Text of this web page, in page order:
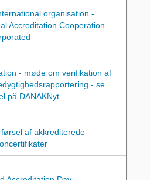
organisation -
Accreditation Cooperation
- møde om verifikation af
- se
på DANAKNyt
af akkrediterede